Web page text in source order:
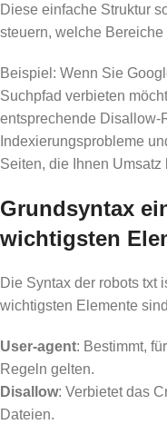
Diese einfache Struktur
steuern, welche Bereiche
Beispiel: Wenn Sie
Suchpfad verbieten
entsprechende Disallow-
Indexierungsprobleme
Seiten, die Ihnen Umsatz
Grundsyntax
wichtigsten
Die Syntax der robots txt
wichtigsten Elemente
User-agent: Bestimmt,
Regeln gelten.
Disallow: Verbietet das
Dateien.